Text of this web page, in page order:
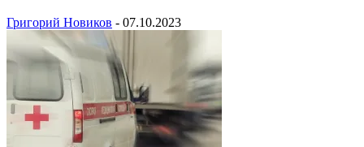
Григорий Новиков - 07.10.2023